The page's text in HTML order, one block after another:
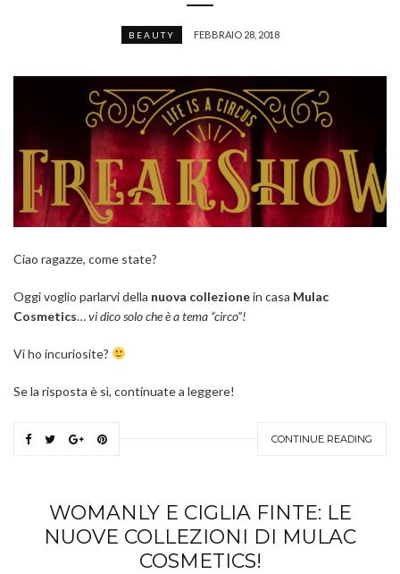
BEAUTY FEBBRAIO 28, 2018
Ciao ragazze, come state?
Oggi voglio parlarvi della nuova collezionein casa Mulac
Cosmetics…vi dico solo che è a tema “circo”!
Vi ho incuriosite?
Se la risposta è sì, continuate a leggere!
CONTINUE READING
WOMANLY E CIGLIA FINTE: LE
NUOVE COLLEZIONI DI MULAC
COSMETICS!